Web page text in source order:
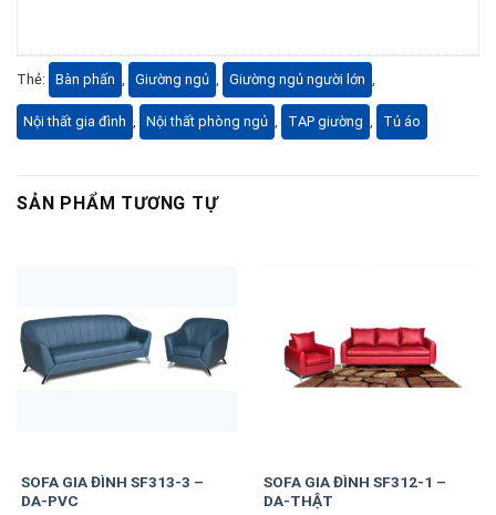
Thẻ: Bàn phấn Giường ngủ Giường ngủ người lớn
Nội thất gia đình Nội thất phòng ngủ TAP giường Tủ áo
SẢN PHẨM TƯƠNG TỰ
SOFA GIA ĐÌNH SF313-3 –
DA-PVC
SOFA GIA ĐÌNH SF312-1 –
DA-THẬT